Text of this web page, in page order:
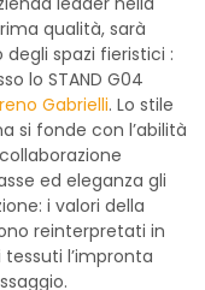
qualità, sarà
degli spazi fieristici :
lo STAND G04
Gabrielli. Lo stile
si fonde con l’abilità
ed eleganza gli
i valori della
reinterpretati in
l’impronta